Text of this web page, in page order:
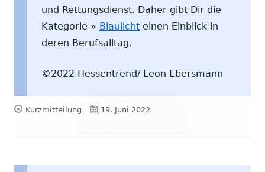
und Rettungsdienst. Daher gibt Dir die
Kategorie » Blaulicht einen Einblick in
deren Berufsalltag.
©2022 Hessentrend/ Leon Ebersmann
Format
Kurzmitteilung Veröffentlicht
19. Juni 2022